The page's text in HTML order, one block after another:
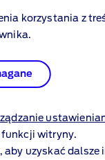
korzystania z
funkcji witryny.
aby uzyskać dalsze